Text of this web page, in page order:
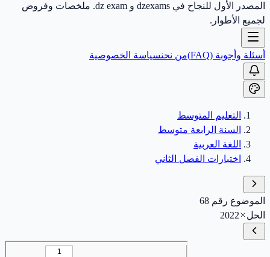
المصدر الأول للنجاح في dzexams و dz exam. ملخصات وفروض
لجميع الأطوار.
أسئلة وأجوبة (FAQ) من نحنسياسة الخصوصية
التعليم المتوسط
السنة الرابعة متوسط
اللغة العربية
اختبارات الفصل الثاني
الموضوع رقم 68
الحل
2022